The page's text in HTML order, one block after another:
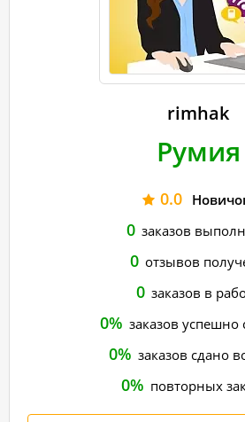
rimhak
Румия
0.0
0 заказов
0 отзывов
0 заказов в
0% заказов успешно
0% заказов сдано
0% повторных